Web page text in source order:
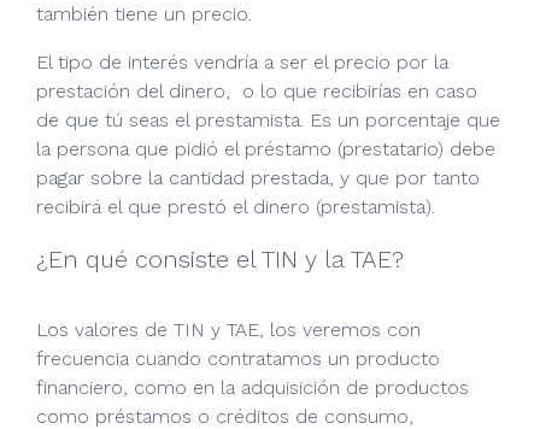
también tiene un precio.
El tipo de interés vendría a ser el precio por la
prestación del dinero, o lo que recibirías en caso
de que tú seas el prestamista. Es un porcentaje que
la persona que pidió el préstamo (prestatario) debe
pagar sobre la cantidad prestada, y que por tanto
recibirá el que prestó el dinero (prestamista).
¿En qué consiste el TIN y la TAE?
Los valores de TIN y TAE, los veremos con
frecuencia cuando contratamos un producto
financiero, como en la adquisición de productos
como préstamos o créditos de consumo,